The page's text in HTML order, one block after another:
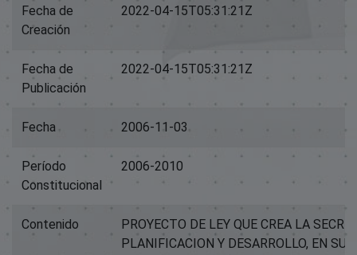
Fecha de
Creación
2022-04-15T05:31:21Z
Fecha de
Publicación
2022-04-15T05:31:21Z
Fecha 2006-11-03
Período
Constitucional
2006-2010
Contenido
PROYECTO DE LEY QUE CREA LA
PLANIFICACION Y DESARROLLO, EN